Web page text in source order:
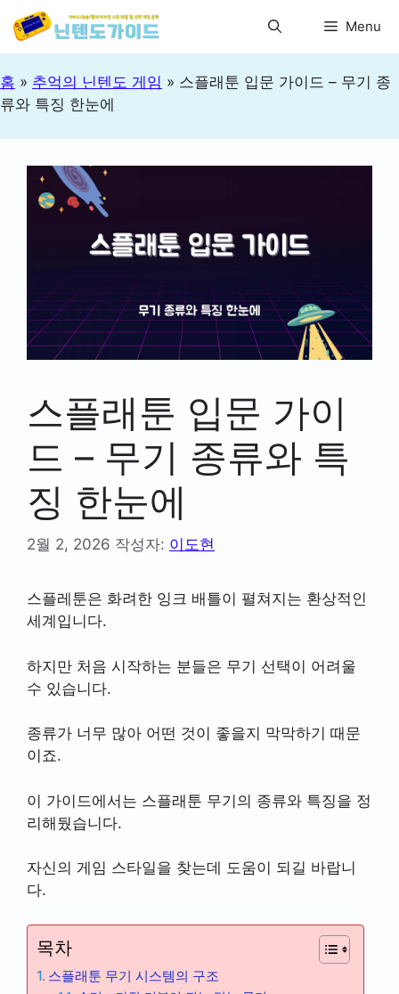
텐
츠
로
건
뛰
Menu
홈 » 추억의 닌텐도 게임 » 스플래툰 입문 가이드 – 무기 종
류와 특징 한눈에
스플래툰 입문 가이
드 – 무기 종류와 특
징 한눈에
2월 2, 2026 작성자: 이도현
스플레툰은 화려한 잉크 배틀이 펼쳐지는 환상적인
세계입니다.
하지만 처음 시작하는 분들은 무기 선택이 어려울
수 있습니다.
종류가 너무 많아 어떤 것이 좋을지 막막하기 때문
이죠.
이 가이드에서는 스플래툰 무기의 종류와 특징을 정
리해뒀습니다.
자신의 게임 스타일을 찾는데 도움이 되길 바랍니
다.
목차
스플래툰 무기 시스템의 구조